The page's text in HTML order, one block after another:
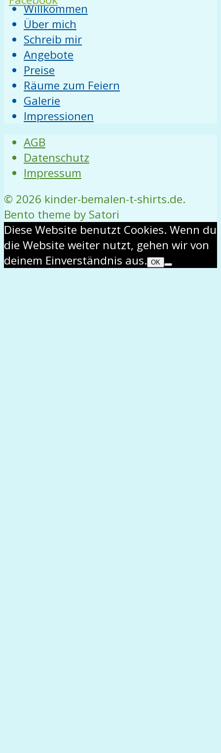
Willkommen
Über mich
Schreib mir
Angebote
Preise
Räume zum Feiern
Galerie
Impressionen
AGB
Datenschutz
Impressum
© 2026 kinder-bemalen-t-shirts.de.
Bento theme by Satori
Diese Website benutzt Cookies. Wenn du
die Website weiter nutzt, gehen wir von
deinem Einverständnis aus. OK